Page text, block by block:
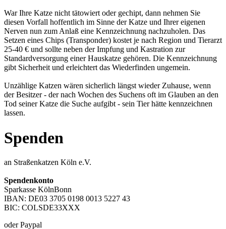
War Ihre Katze nicht tätowiert oder gechipt, dann nehmen Sie
diesen Vorfall hoffentlich im Sinne der Katze und Ihrer eigenen
Nerven nun zum Anlaß eine Kennzeichnung nachzuholen. Das
Setzen eines Chips (Transponder) kostet je nach Region und Tierarzt
25-40 € und sollte neben der Impfung und Kastration zur
Standardversorgung einer Hauskatze gehören. Die Kennzeichnung
gibt Sicherheit und erleichtert das Wiederfinden ungemein.
Unzählige Katzen wären sicherlich längst wieder Zuhause, wenn
der Besitzer - der nach Wochen des Suchens oft im Glauben an den
Tod seiner Katze die Suche aufgibt - sein Tier hätte kennzeichnen
lassen.
Spenden
an Straßenkatzen Köln e.V.
Spendenkonto
Sparkasse KölnBonn
IBAN: DE03 3705 0198 0013 5227 43
BIC: COLSDE33XXX
oder Paypal